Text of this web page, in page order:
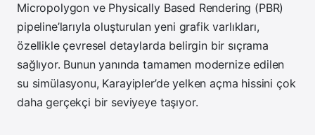
Micropolygon ve Physically Based Rendering (PBR)
pipeline’larıyla oluşturulan yeni grafik varlıkları,
özellikle çevresel detaylarda belirgin bir sıçrama
sağlıyor. Bunun yanında tamamen modernize edilen
su simülasyonu, Karayipler’de yelken açma hissini çok
daha gerçekçi bir seviyeye taşıyor.